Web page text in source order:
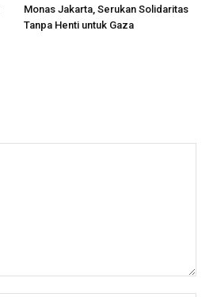
Monas Jakarta, Serukan Solidaritas
Tanpa Henti untuk Gaza